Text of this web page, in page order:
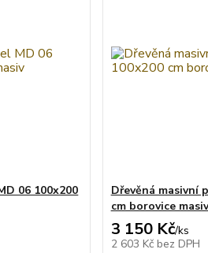
06 100x200
Dřevěná masivní
cm borovice masiv
3 150 Kč/ks
2 603 Kč bez DPH